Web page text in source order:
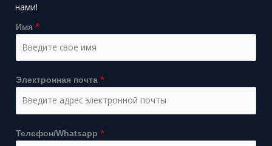
нами!
Имя *
Электронная почта *
Телефон/Whatsapp *